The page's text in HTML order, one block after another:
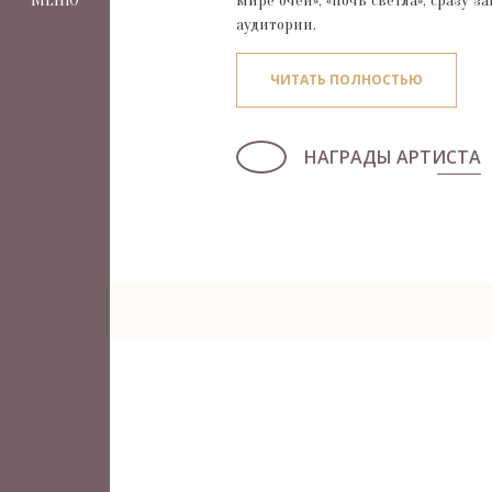
аудитории.
ЧИТАТЬ ПОЛНОСТЬЮ
НАГРАДЫ АРТИСТА